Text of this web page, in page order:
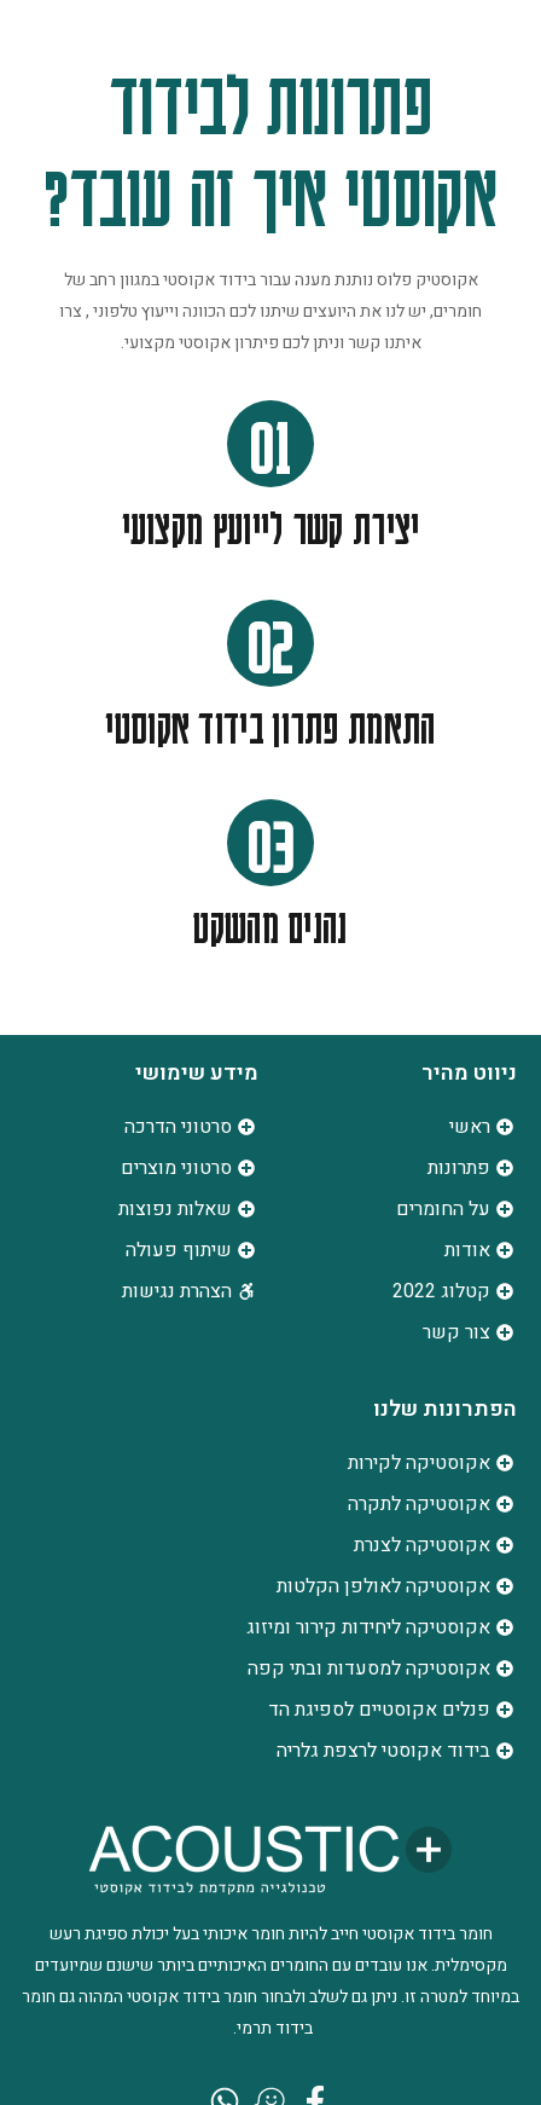
פתרונות לבידוד
אקוסטי איך זה עובד?
אקוסטיק פלוס נותנת מענה עבור בידוד אקוסטי במגוון רחב של
חומרים, יש לנו את היועצים שיתנו לכם הכוונה וייעוץ טלפוני , צרו
איתנו קשר וניתן לכם פיתרון אקוסטי מקצועי.
01
יצירת קשר לייועץ מקצועי
02
התאמת פתרון בידוד אקוסטי
03
נהנים מהשקט
חומר בידוד אקוסטי חייב להיות חומר איכותי בעל יכולת ספיגת רעש
מקסימלית. אנו עובדים עם החומרים האיכותיים ביותר שישנם שמיועדים
במיוחד למטרה זו. ניתן גם לשלב ולבחור חומר בידוד אקוסטי המהוה גם חומר
בידוד תרמי.
ניווט מהיר
ראשי
פתרונות
על החומרים
אודות
קטלוג 2022
צור קשר
מידע שימושי
סרטוני הדרכה
סרטוני מוצרים
שאלות נפוצות
שיתוף פעולה
הצהרת נגישות
הפתרונות שלנו
אקוסטיקה לקירות
אקוסטיקה לתקרה
אקוסטיקה לצנרת
אקוסטיקה לאולפן הקלטות
‫אקוסטיקה ליחידות קירור ומיזוג
אקוסטיקה למסעדות ובתי קפה
פנלים אקוסטיים לספיגת הד
בידוד אקוסטי לרצפת גלריה